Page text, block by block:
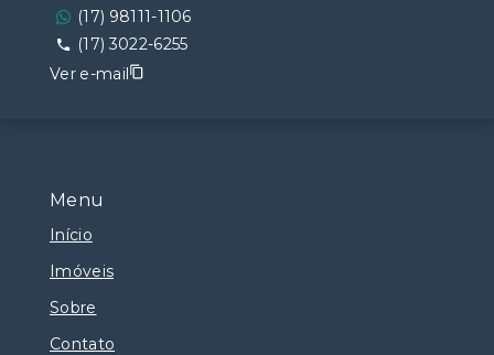
Menu
Início
Imóveis
Sobre
Contato
(17) 98111-1106
(17) 3022-6255
Ver e-mail